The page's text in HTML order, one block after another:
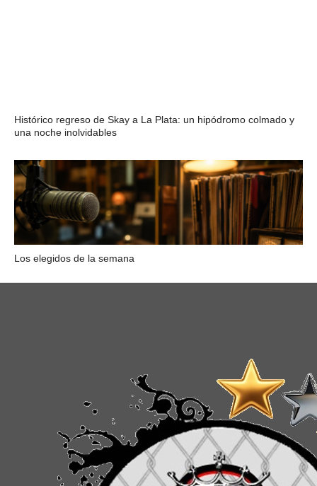
Histórico regreso de Skay a La Plata: un hipódromo colmado y
una noche inolvidables
Los elegidos de la semana